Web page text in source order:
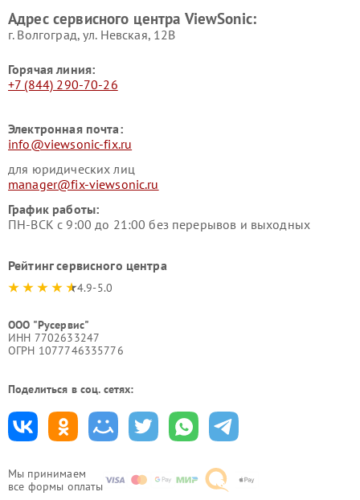
Мы принимаем
все формы оплаты
Адрес сервисного центра ViewSonic:
г. Волгоград, ул. Невская, 12В
Горячая линия:
+7 (844) 290-70-26
Электронная почта:
info@viewsonic-fix.ru
для юридических лиц
manager@fix-viewsonic.ru
График работы:
ПН-ВСК с 9:00 до 21:00 без перерывов и выходных
Рейтинг сервисного центра
4.9-5.0
ООО "Русервис"
ИНН 7702633247
ОГРН 1077746335776
Поделиться в соц. сетях: